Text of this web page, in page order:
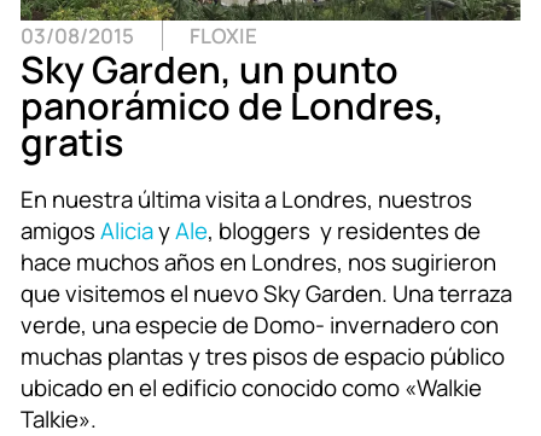
03/08/2015 FLOXIE
Sky Garden, un punto
panorámico de Londres,
gratis
En nuestra última visita a Londres, nuestros
amigosAliciayAle, bloggers y residentes de
hace muchos años en Londres, nos sugirieron
que visitemos el nuevo Sky Garden. Una terraza
verde, una especie de Domo- invernadero con
muchas plantas y tres pisos de espacio público
ubicado en el edificio conocido como «Walkie
Talkie».